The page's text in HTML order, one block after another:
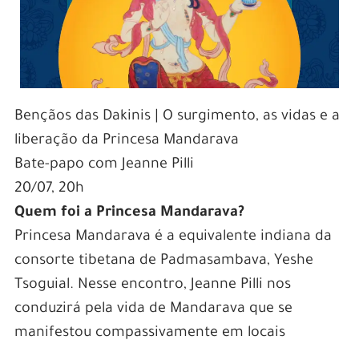
Bençãos das Dakinis | O surgimento, as vidas e a
liberação da Princesa Mandarava
Bate-papo com Jeanne Pilli
20/07, 20h
Quem foi a Princesa Mandarava?
Princesa Mandarava é a equivalente indiana da
consorte tibetana de Padmasambava, Yeshe
Tsoguial. Nesse encontro, Jeanne Pilli nos
conduzirá pela vida de Mandarava que se
manifestou compassivamente em locais